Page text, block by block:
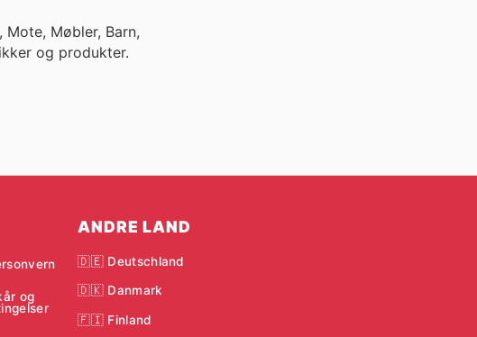
Møbler, Barn,
og produkter.
og
ANDRE LAND
🇩🇪 Deutschland
🇩🇰 Danmark
🇫🇮 Finland